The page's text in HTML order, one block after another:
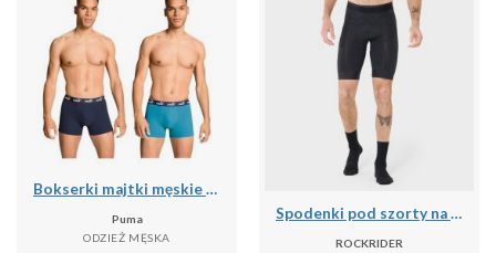
Bokserki majtki męskie Puma 2-Pack
Puma
ODZIEŻ MĘSKA
Spodenki pod szorty na rower MTB męskie Rockrider 500
ROCKRIDER